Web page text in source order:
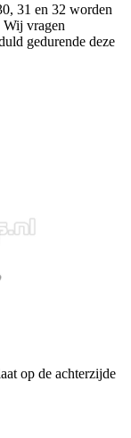
31 en 32 worden
Wij vragen
gedurende deze
op de achterzijde